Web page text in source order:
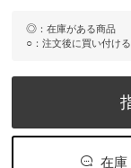
◎ ：在庫がある商品
○ ：注文後に買い付け
在庫